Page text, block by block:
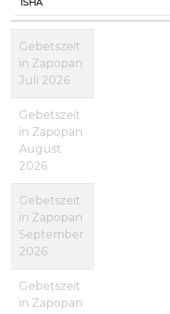
Gebetszeit
in Zapopan
Juli 2026
Gebetszeit
in Zapopan
August
2026
Gebetszeit
in Zapopan
September
2026
Gebetszeit
in Zapopan